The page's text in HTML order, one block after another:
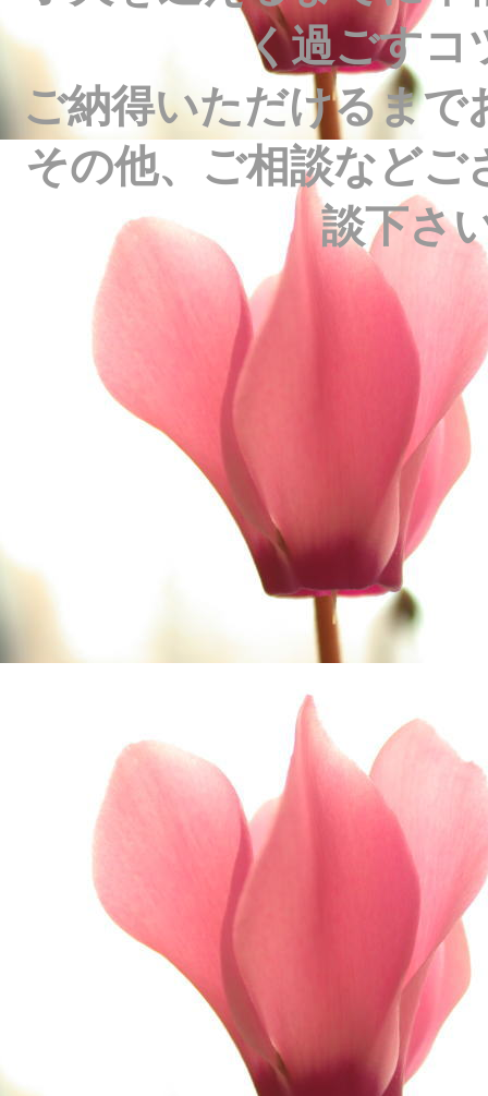
く過ごすコ
ご納得いただけるま
その他、ご相談など
談下さ